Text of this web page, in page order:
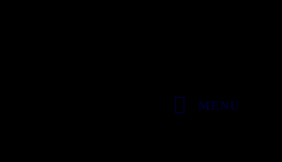
MENU